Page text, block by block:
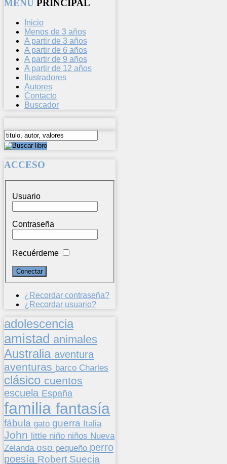
MENU PRINCIPAL
Inicio
Menos de 3 años
A partir de 3 años
A partir de 6 años
A partir de 9 años
A partir de 12 años
Ilustradores
Autores
Contacto
Buscador
ACCESO
Usuario
Contraseña
Recuérdeme
¿Recordar contraseña?
¿Recordar usuario?
adolescencia
amistad animales
Australia aventura
aventuras barco Charles
clásico cuentos
escuela España
familia fantasía
fábula gato guerra Italia
John little niño niños Nueva
Zelanda oso pequeño perro
poesía Robert Suecia